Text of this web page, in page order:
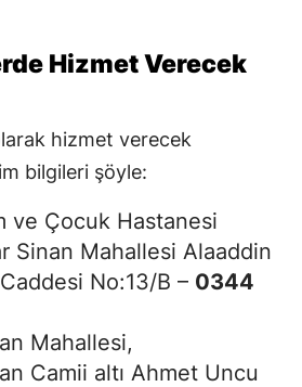
Hizmet Verecek
hizmet verecek
bilgileri şöyle:
ve Çocuk Hastanesi
Sinan Mahallesi Alaaddin
No:13/B – 0344
Mahallesi,
Camii altı Ahmet Uncu